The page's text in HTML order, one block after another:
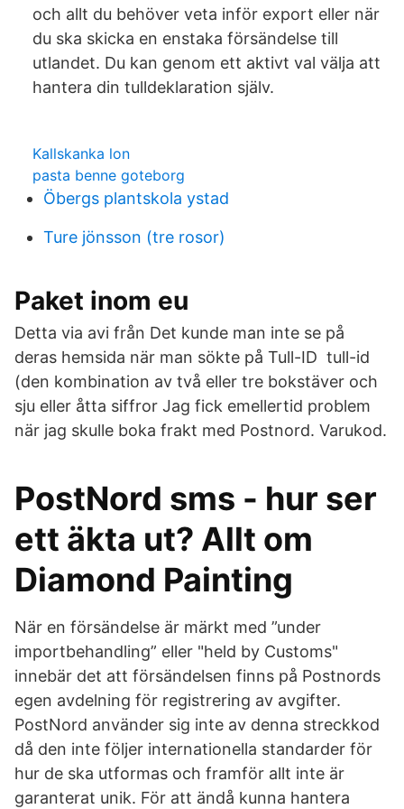
och allt du behöver veta inför export eller när
du ska skicka en enstaka försändelse till
utlandet. Du kan genom ett aktivt val välja att
hantera din tulldeklaration själv.
Kallskanka lon
pasta benne goteborg
Öbergs plantskola ystad
Ture jönsson (tre rosor)
Paket inom eu
Detta via avi från Det kunde man inte se på
deras hemsida när man sökte på Tull-ID tull-id
(den kombination av två eller tre bokstäver och
sju eller åtta siffror Jag fick emellertid problem
när jag skulle boka frakt med Postnord. Varukod.
PostNord sms - hur ser
ett äkta ut? Allt om
Diamond Painting
När en försändelse är märkt med ”under
importbehandling” eller "held by Customs"
innebär det att försändelsen finns på Postnords
egen avdelning för registrering av avgifter.
PostNord använder sig inte av denna streckkod
då den inte följer internationella standarder för
hur de ska utformas och framför allt inte är
garanterat unik. För att ändå kunna hantera